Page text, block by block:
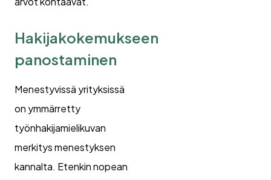
Hakijakokemukseen
panostaminen
Menestyvissä yrityksissä
on ymmärretty
työnhakijamielikuvan
merkitys menestyksen
kannalta. Etenkin nopean